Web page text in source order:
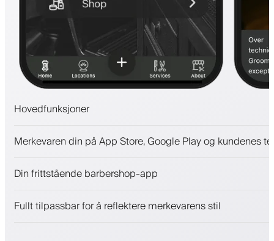
Hovedfunksjoner
Betalinger, sikkerhetsdepositum
Engasjer kunder med et lojalitetsprogram
Merkevaren din på App Store, Google Play og kundenes
Din frittstående barbershop-app
Fullt tilpassbar for å reflektere merkevarens stil